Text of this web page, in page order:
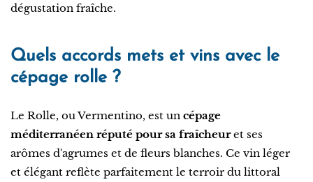
dégustation fraîche.
Quels accords mets et vins avec le
cépage rolle ?
Le Rolle, ou Vermentino, est un cépage
méditerranéen réputé pour sa fraîcheuret ses
arômes d'agrumes et de fleurs blanches. Ce vin léger
et élégant reflète parfaitement le terroir du littoral